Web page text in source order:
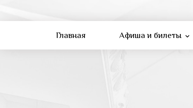
Главная Афиша и билеты